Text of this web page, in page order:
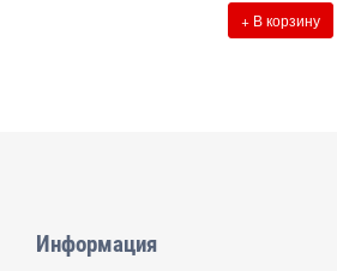
+ В корзину
Информация